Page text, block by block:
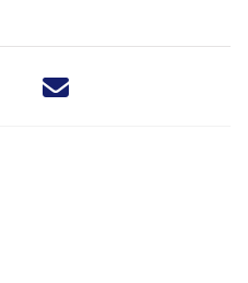
Deel dit nieuwsbericht via X -
Deel dit nieuwsbericht via
Deel dit nieuwsbericht
Deel dit